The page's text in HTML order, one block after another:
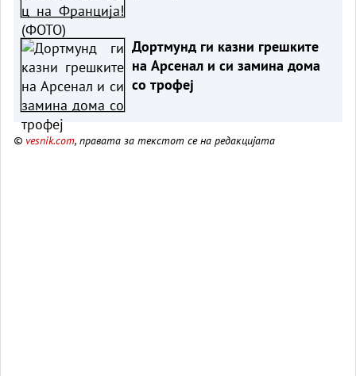
Дортмунд ги казни грешките
на Арсенал и си замина дома
со трофеј
© vesnik.com, правата за текстот се на редакцијата